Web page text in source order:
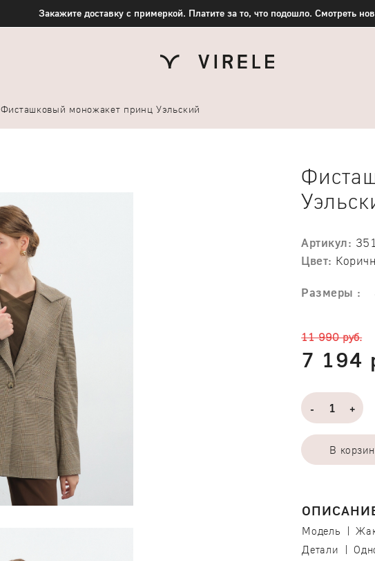
Закажите доставку с примеркой. Платите за то, что подошло. Смотреть
Фисташковый моножакет принц Уэльский
Артикул:
Цвет:
Размеры :
11 990 руб.
7 194
- +
В
Модель |
Детали |